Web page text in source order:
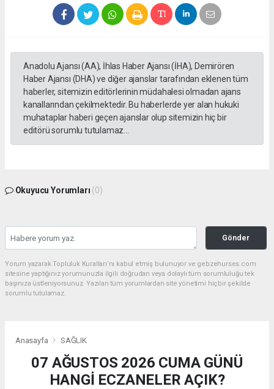
Anadolu Ajansı (AA), İhlas Haber Ajansı (İHA), Demirören
Haber Ajansı (DHA) ve diğer ajanslar tarafından eklenen tüm
haberler, sitemizin editörlerinin müdahalesi olmadan ajans
kanallarından çekilmektedir. Bu haberlerde yer alan hukuki
muhataplar haberi geçen ajanslar olup sitemizin hiç bir
editörü sorumlu tutulamaz...
Okuyucu Yorumları (0)
Gönder
Yorum yazarak Topluluk Kuralları’nı kabul etmiş bulunuyor ve gebzehurses.com
sitesine yaptığınız yorumunuzla ilgili doğrudan veya dolaylı tüm sorumluluğu tek
başınıza üstleniyorsunuz. Yazılan tüm yorumlardan site yönetimi hiçbir şekilde
sorumlu tutulamaz.
Anasayfa SAĞLIK
07 AĞUSTOS 2026 CUMA GÜNÜ
HANGİ ECZANELER AÇIK?